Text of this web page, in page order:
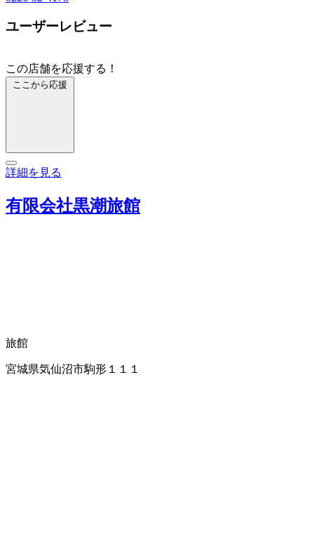
ユーザーレビュー
この店舗を応援する！
ここから応援
詳細を見る
有限会社黒潮旅館
旅館
宮城県気仙沼市駒形１１１